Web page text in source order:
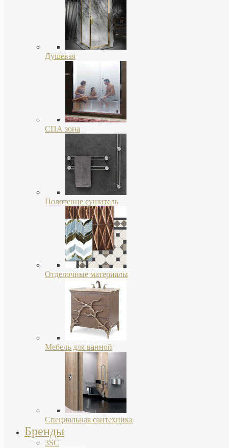
Душевая
СПА зона
Полотенце сушитель
Отделочные материалы
Мебель для ванной
Специальная сантехника
Бренды
3SC